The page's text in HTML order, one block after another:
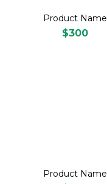
Product Name
$300
Product Name